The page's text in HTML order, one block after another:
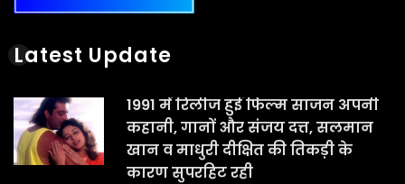
Latest Update
1991 में रिलीज हुई फिल्म साजन अपनी
कहानी, गानों और संजय दत्त, सलमान
खान व माधुरी दीक्षित की तिकड़ी के
कारण सुपरहिट रही